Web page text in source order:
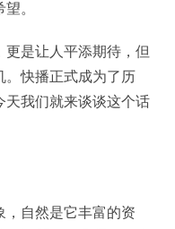
。
是让人平添期待，但
。快播正式成为了历
天我们就来谈谈这个话
，自然是它丰富的资